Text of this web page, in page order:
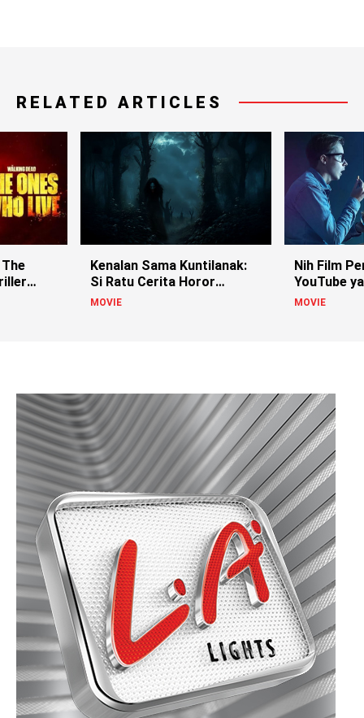
RELATED ARTICLES
Kenalan Sama Kuntilanak:
Si Ratu Cerita Horor
Indonesia!
MOVIE
Nih Film
YouTube
MOVIE